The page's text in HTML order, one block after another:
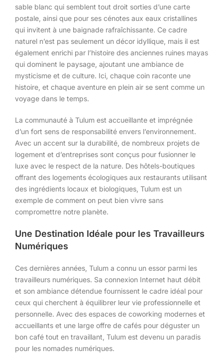
sable blanc qui semblent tout droit sorties d’une carte
postale, ainsi que pour ses cénotes aux eaux cristallines
qui invitent à une baignade rafraîchissante. Ce cadre
naturel n’est pas seulement un décor idyllique, mais il est
également enrichi par l’histoire des anciennes ruines mayas
qui dominent le paysage, ajoutant une ambiance de
mysticisme et de culture. Ici, chaque coin raconte une
histoire, et chaque aventure en plein air se sent comme un
voyage dans le temps.
La communauté à Tulum est accueillante et imprégnée
d’un fort sens de responsabilité envers l’environnement.
Avec un accent sur la durabilité, de nombreux projets de
logement et d’entreprises sont conçus pour fusionner le
luxe avec le respect de la nature. Des hôtels-boutiques
offrant des logements écologiques aux restaurants utilisant
des ingrédients locaux et biologiques, Tulum est un
exemple de comment on peut bien vivre sans
compromettre notre planète.
Une Destination Idéale pour les Travailleurs
Numériques
Ces dernières années, Tulum a connu un essor parmi les
travailleurs numériques. Sa connexion Internet haut débit
et son ambiance détendue fournissent le cadre idéal pour
ceux qui cherchent à équilibrer leur vie professionnelle et
personnelle. Avec des espaces de coworking modernes et
accueillants et une large offre de cafés pour déguster un
bon café tout en travaillant, Tulum est devenu un paradis
pour les nomades numériques.